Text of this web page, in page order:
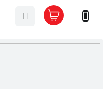
Nákupní
košík